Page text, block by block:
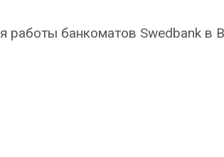
работы банкоматов Swedbank в